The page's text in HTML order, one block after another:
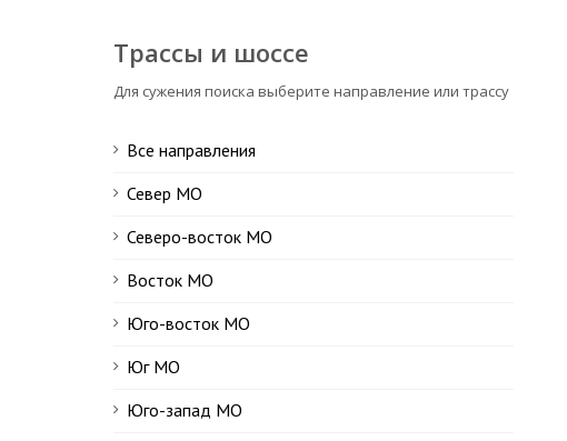
Трассы и шоссе
Для сужения поиска выберите направление или трассу
Все направления
Север МО
Северо-восток МО
Восток МО
Юго-восток МО
Юг МО
Юго-запад МО